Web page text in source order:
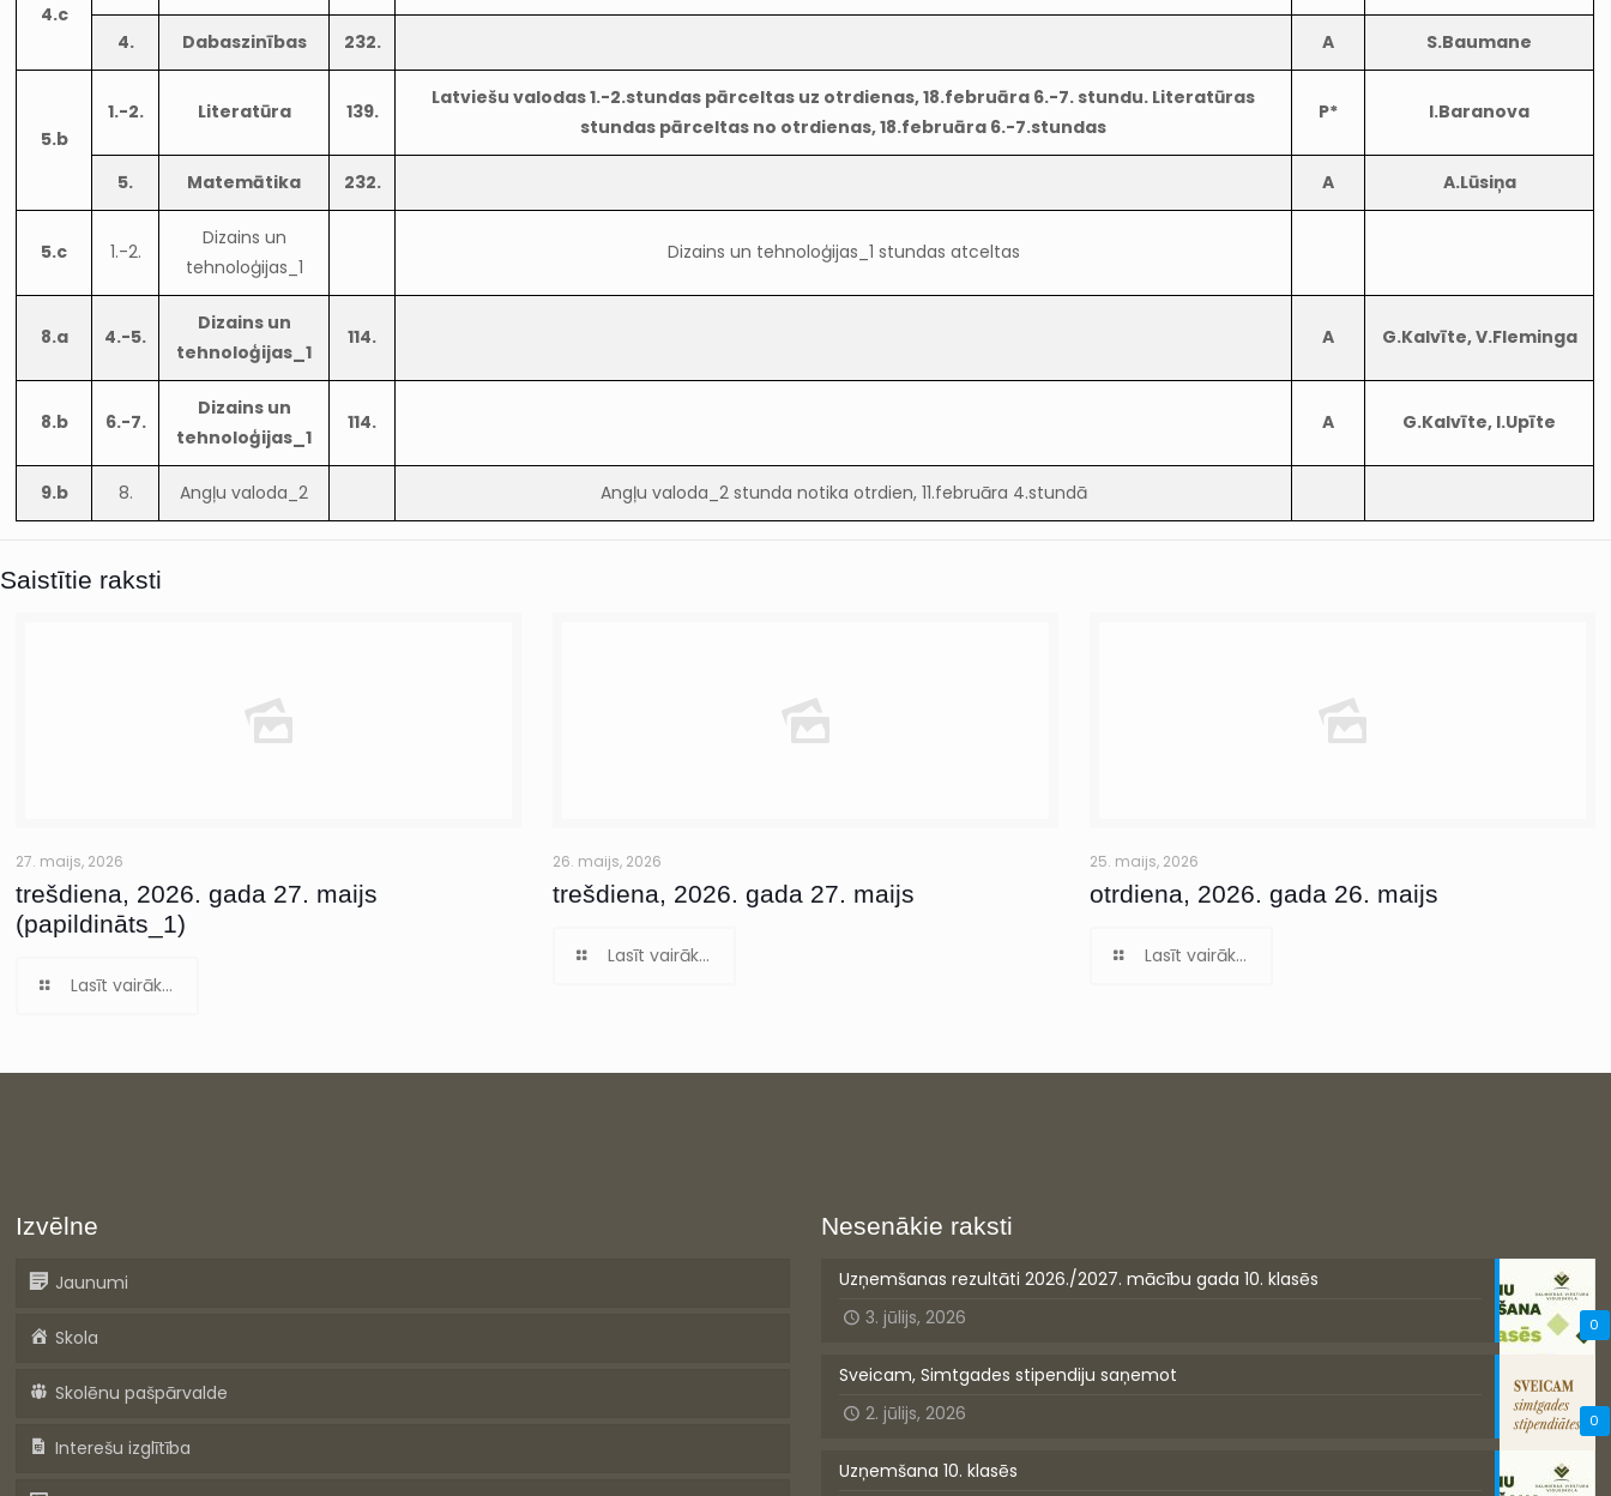
4.c
4. Dabaszinības 232. A S.Baumane
5.b
1.-2. Literatūra 139.
Latviešu valodas 1.-2.stundas pārceltas uz otrdienas, 18.februāra 6.-7. stundu. Literatūras
stundas pārceltas no otrdienas, 18.februāra 6.-7.stundas
P* I.Baranova
5. Matemātika 232. A A.Lūsiņa
5.c 1.-2.
Dizains un
tehnoloģijas_1
Dizains un tehnoloģijas_1 stundas atceltas
8.a 4.-5.
Dizains un
tehnoloģijas_1
114. A G.Kalvīte, V.Fleminga
8.b 6.-7.
Dizains un
tehnoloģijas_1
114. A G.Kalvīte, I.Upīte
9.b 8. Angļu valoda_2 Angļu valoda_2 stunda notika otrdien, 11.februāra 4.stundā
Saistītie raksti
27. maijs, 2026
trešdiena, 2026. gada 27. maijs
(papildināts_1)
Lasīt vairāk...
26. maijs, 2026
trešdiena, 2026. gada 27. maijs
Lasīt vairāk...
25. maijs, 2026
otrdiena, 2026. gada 26. maijs
Lasīt vairāk...
Izvēlne
Jaunumi
Skola
Skolēnu pašpārvalde
Interešu izglītība
Nesenākie raksti
0
Uzņemšanas rezultāti 2026./2027. mācību gada 10. klasēs
3. jūlijs, 2026
0
Sveicam, Simtgades stipendiju saņemot
2. jūlijs, 2026
Uzņemšana 10. klasēs